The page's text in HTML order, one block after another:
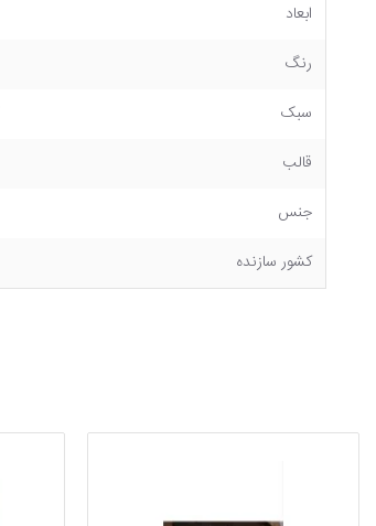
ابعاد
رنگ
سبک
قالب
جنس
کشور سازنده